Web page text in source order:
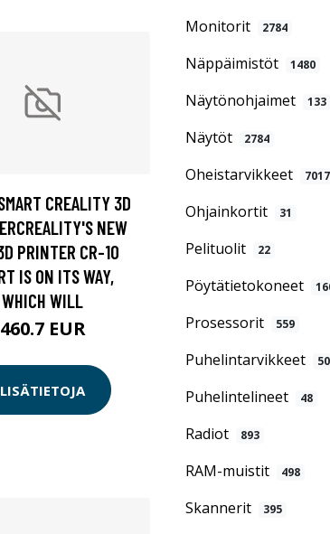
Monitorit 2784
Näppäimistöt 1480
Näytönohjaimet 133
Näytöt 2784
Oheistarvikkeet 7017
Ohjainkortit 31
Pelituolit 22
Pöytätietokoneet
Prosessorit 559
Puhelintarvikkeet
Puhelintelineet 48
Radiot 893
RAM-muistit 498
Skannerit 395
CREALITY 3D
NEW
PRINTER CR-10
IS ON ITS WAY,
WHICH WILL
460.7 EUR
LISÄTIETOJA